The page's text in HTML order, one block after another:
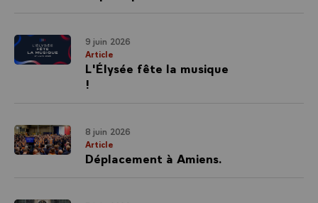
9 juin 2026
Article
L'Élysée fête la musique
!
8 juin 2026
Article
Déplacement à Amiens.